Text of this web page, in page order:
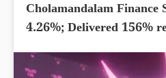
Cholamandalam Finance
4.26%; Delivered 156%